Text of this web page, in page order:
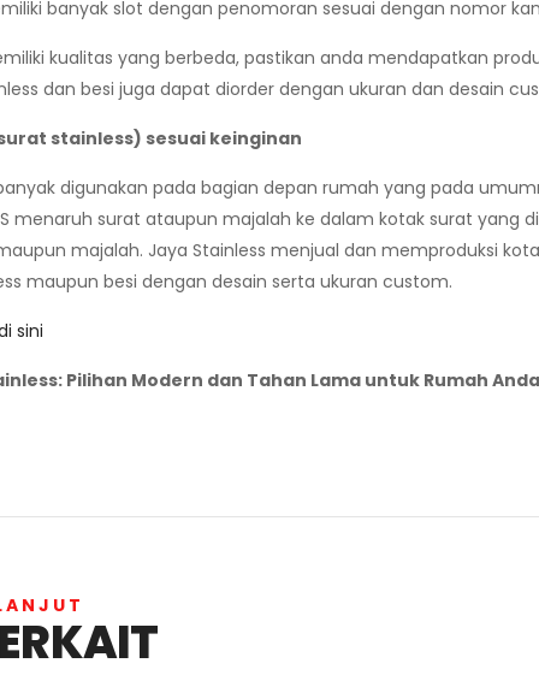
banyak slot dengan penomoran sesuai dengan nomor
kualitas yang berbeda, pastikan anda mendapatkan
dan besi juga dapat diorder dengan ukuran dan desain
stainless) sesuai keinginan
digunakan pada bagian depan rumah yang pada
menaruh surat ataupun majalah ke dalam kotak surat yang
majalah. Jaya Stainless menjual dan memproduksi
maupun besi dengan desain serta ukuran custom.
sini
Pilihan Modern dan Tahan Lama untuk Rumah Anda